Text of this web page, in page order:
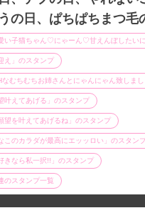
の日、ぱちぱちまつ毛
愛い子猫ちゃん♡にゃーん♡甘えんぼしたい
え」のスタンプ
なむちむちお姉さんとにゃんにゃん致しま
叶えてあげる」のスタンプ
望を叶えてあげるね」のスタンプ
このカラダが最高にエッッロい」のスタン
きなら私一択!!」のスタンプ
のスタンプ一覧